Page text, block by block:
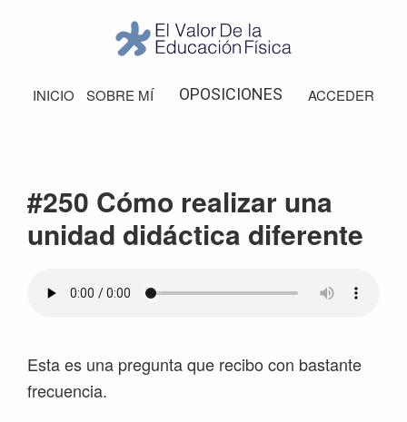
navegación
principal
barra
Valor
de
INICIO SOBRE MÍ OPOSICIONES ACCEDER
#250 Cómo realizar una
unidad didáctica diferente
Esta es una pregunta que recibo con bastante
frecuencia.